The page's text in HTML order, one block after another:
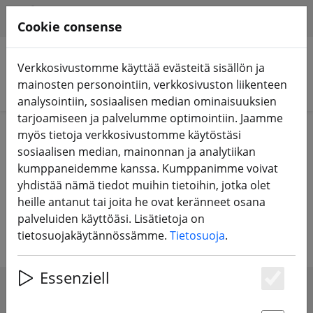
Hae tuotteita
Home Laitteet RC-kaukosäädin RC-lähetin
RC-kauko-ohjainlähetin
multikoptereille, lentokoneille ja
monille muille RC-malleille.
Cookie consense
Verkkosivustomme käyttää evästeitä sisällön ja
mainosten personointiin, verkkosivuston liikenteen
analysointiin, sosiaalisen median ominaisuuksien
tarjoamiseen ja palvelumme optimointiin. Jaamme
myös tietoja verkkosivustomme käytöstäsi
sosiaalisen median, mainonnan ja analytiikan
kumppaneidemme kanssa. Kumppanimme voivat
yhdistää nämä tiedot muihin tietoihin, jotka olet
heille antanut tai joita he ovat keränneet osana
palveluiden käyttöäsi. Lisätietoja on
tietosuojakäytännössämme. Tietosuoja.
Essenziell